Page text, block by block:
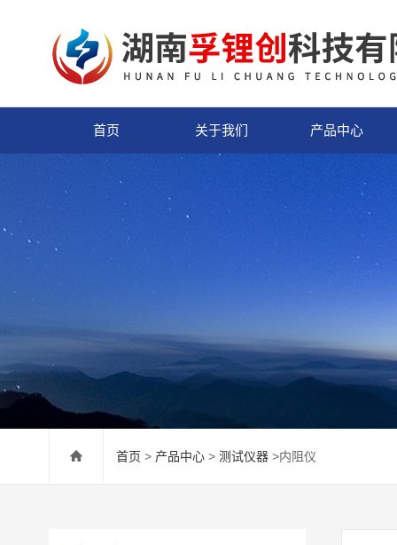
首页 关于我们 产品中心
首页 > 产品中心 > 测试仪器 >内阻仪